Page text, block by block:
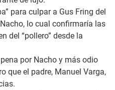
para culpar a Gus Fring del
lo cual confirmaría las
del “pollero” desde la
por Nacho y más odio
que el padre, Manuel Varga,